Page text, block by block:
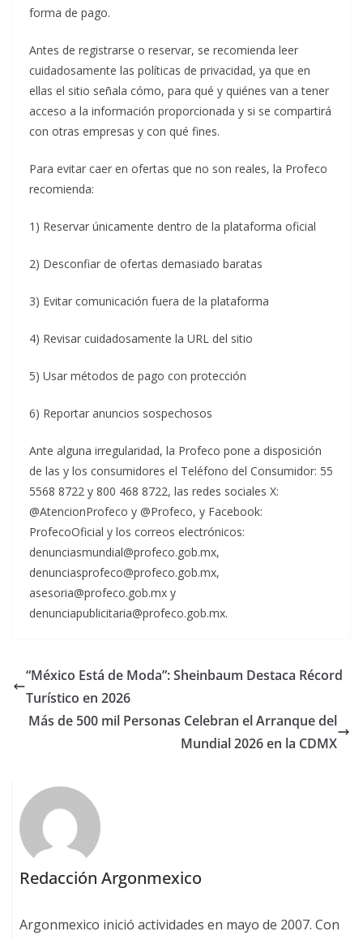
forma de pago.
Antes de registrarse o reservar, se recomienda leer
cuidadosamente las políticas de privacidad, ya que en
ellas el sitio señala cómo, para qué y quiénes van a tener
acceso a la información proporcionada y si se compartirá
con otras empresas y con qué fines.
Para evitar caer en ofertas que no son reales, la Profeco
recomienda:
1) Reservar únicamente dentro de la plataforma oficial
2) Desconfiar de ofertas demasiado baratas
3) Evitar comunicación fuera de la plataforma
4) Revisar cuidadosamente la URL del sitio
5) Usar métodos de pago con protección
6) Reportar anuncios sospechosos
Ante alguna irregularidad, la Profeco pone a disposición
de las y los consumidores el Teléfono del Consumidor: 55
5568 8722 y 800 468 8722, las redes sociales X:
@AtencionProfeco y @Profeco, y Facebook:
ProfecoOficial y los correos electrónicos:
denunciasmundial@profeco.gob.mx,
denunciasprofeco@profeco.gob.mx,
asesoria@profeco.gob.mx y
denunciapublicitaria@profeco.gob.mx.
“México Está de Moda”: Sheinbaum Destaca Récord
Turístico en 2026
Más de 500 mil Personas Celebran el Arranque del
Mundial 2026 en la CDMX
Redacción Argonmexico
Argonmexico inició actividades en mayo de 2007. Con